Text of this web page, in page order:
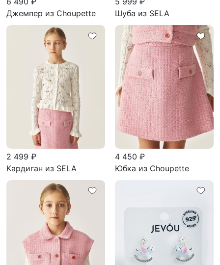
Джемпер из Choupette
Шуба из SELA
2 499 ₽
Кардиган из SELA
4 450 ₽
Юбка из Choupette